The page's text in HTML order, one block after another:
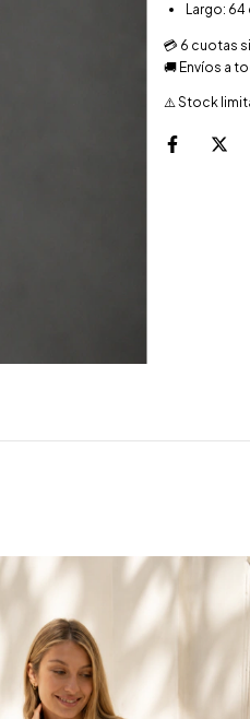
Largo: 64
💳 6 cuotas
🚚 Envíos a
⚠️ Stock